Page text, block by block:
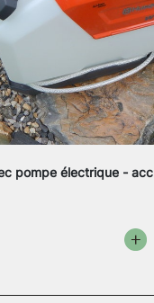
pompe électrique -